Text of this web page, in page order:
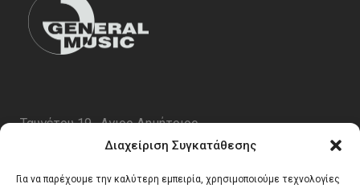
Διαχείριση Συγκατάθεσης
Για να παρέχουμε την καλύτερη εμπειρία, χρησιμοποιούμε τεχνολογίες
Ταυγέτου 19 , Αγιος Δημήτριος